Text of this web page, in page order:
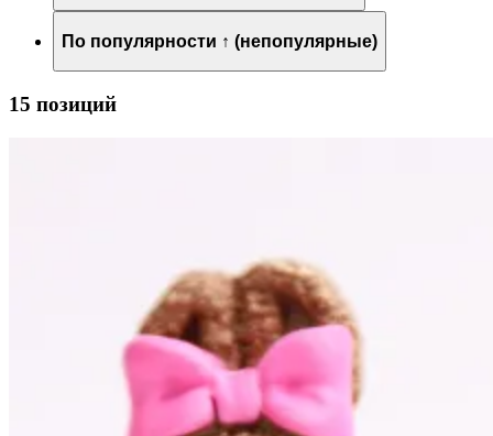
По популярности ↑ (непопулярные)
15 позиций